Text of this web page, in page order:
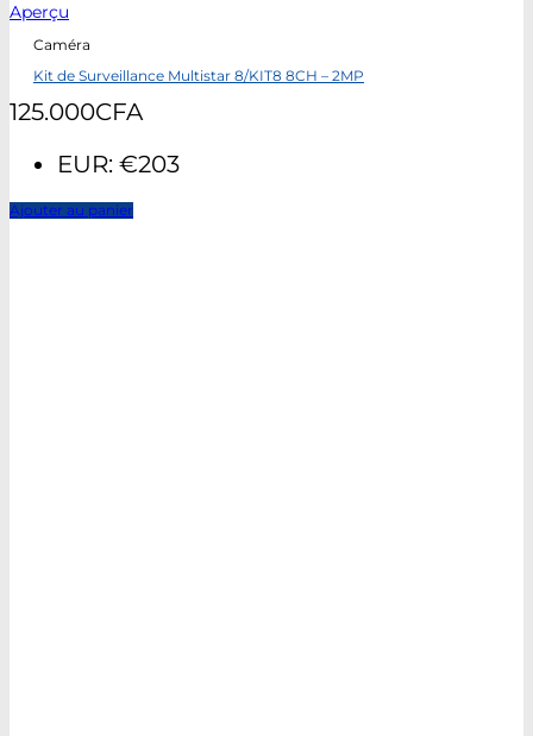
Aperçu
Caméra
Kit de Surveillance Multistar 8/KIT8 8CH – 2MP
125.000CFA
EUR: €203
Ajouter au panier